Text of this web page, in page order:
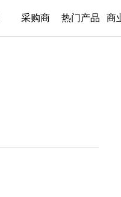
采购商 热门产品 商